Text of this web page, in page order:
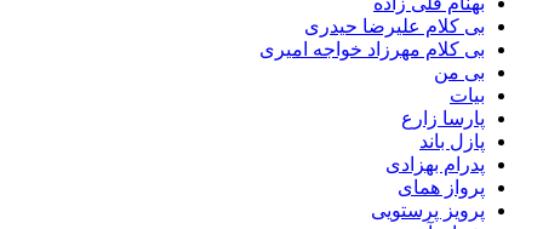
بی کلام علیرضا حیدری
بی کلام مهرزاد خواجه امیری
بی من
بیات
پارسا زارع
پازل باند
پدرام بهزادی
پرواز همای
پرویز پرستویی